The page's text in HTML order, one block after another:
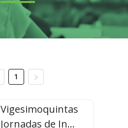
1
Vigesimoquintas
Jornadas de In...